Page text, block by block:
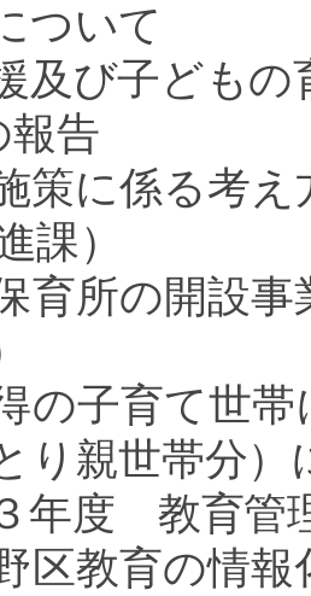
ついて
及び子どもの
報告
に係る考え
課）
所の開設事
子育て世帯
り親世帯分
度 教育管理
教育の情報